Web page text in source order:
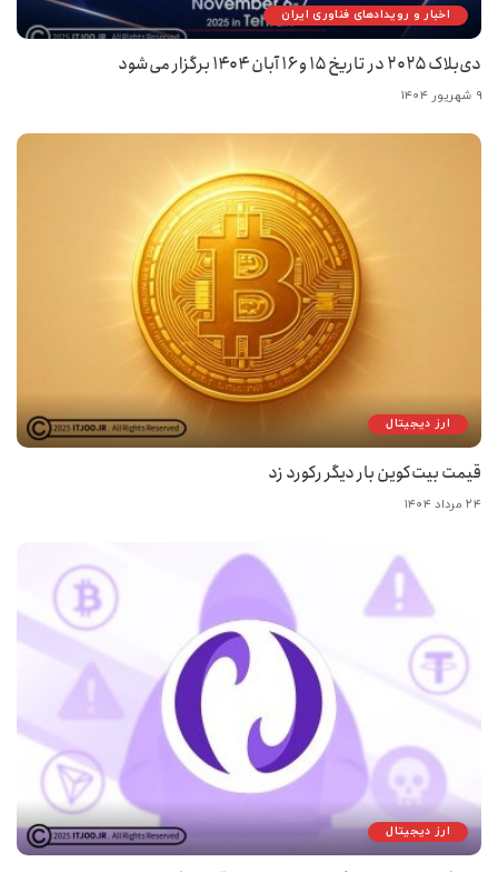
اخبار و رویدادهای فناوری ایران
دی‌بلاک ۲۰۲۵ در تاریخ ۱۵ و ۱۶ آبان ۱۴۰۴ برگزار می‌شود
۹ شهریور ۱۴۰۴
ارز دیجیتال
قیمت بیت‌کوین بار دیگر رکورد زد
۲۴ مرداد ۱۴۰۴
ارز دیجیتال